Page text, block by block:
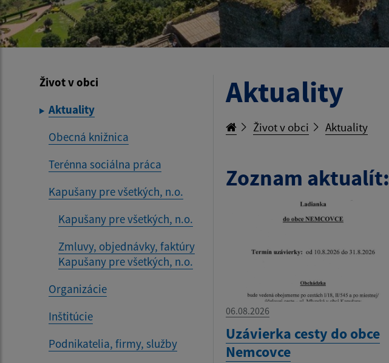
Život v obci
Aktuality
Obecná knižnica
Terénna sociálna práca
Kapušany pre všetkých, n.o.
Kapušany pre všetkých, n.o.
Zmluvy, objednávky, faktúry
Kapušany pre všetkých, n.o.
Organizácie
Inštitúcie
Podnikatelia, firmy, služby
Aktuality
Život v obci Aktuality
Zoznam aktualít:
06.08.2026
Uzávierka cesty do obce
Nemcovce